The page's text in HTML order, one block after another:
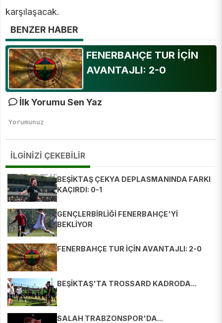
karşılaşacak.
BENZER HABER
FENERBAHÇE TUR İÇİN
AVANTAJLI: 2-0
İlk Yorumu Sen Yaz
İLGİNİZİ ÇEKEBİLİR
BEŞİKTAŞ ÇEKYA DEPLASMANINDA FARKI
KAÇIRDI: 0-1
GENÇLERBİRLİĞİ FENERBAHÇE'Yİ
BEKLİYOR
FENERBAHÇE TUR İÇİN AVANTAJLI: 2-0
BEŞİKTAŞ'TA TROSSARD KADRODA...
SALAH TRABZONSPOR'DA...